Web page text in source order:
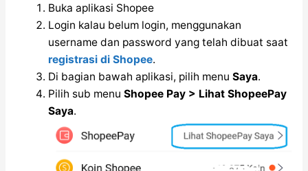
Buka aplikasi Shopee
Login kalau belum login, menggunakan
username dan password yang telah dibuat saat
registrasi di Shopee.
Di bagian bawah aplikasi, pilih menuSaya.
Pilih sub menuShopee Pay > Lihat ShopeePay
Saya.